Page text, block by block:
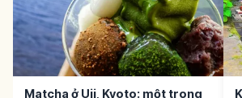
Matcha ở Uji, Kyoto: một trong